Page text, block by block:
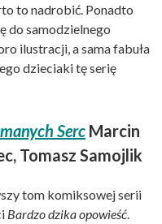
to nadrobić. Ponadto
do samodzielnego
ilustracji, a sama fabuła
dzieciaki tę serię
Serc Marcin
Tomasz Samojlik
tom komiksowej serii
Bardzo dzika opowieść